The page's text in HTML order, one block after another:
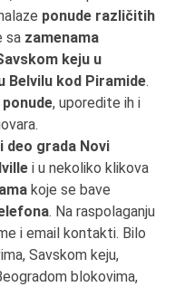
ponude različitih
sa zamenama
keju u
Belvilu kod Piramide.
, uporedite ih i
deo grada Novi
i u nekoliko klikova
koje se bave
. Na raspolaganju
i email kontakti. Bilo
Savskom keju,
blokovima,